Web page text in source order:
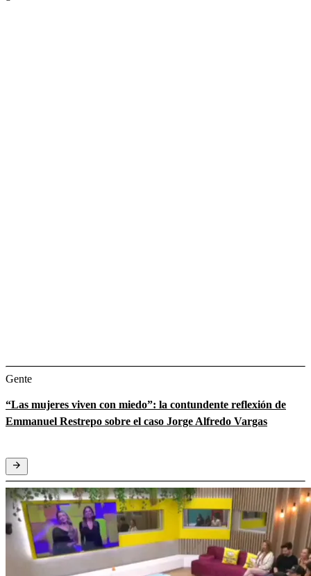
Gente
“Las mujeres viven con miedo”: la contundente reflexión de
Emmanuel Restrepo sobre el caso Jorge Alfredo Vargas